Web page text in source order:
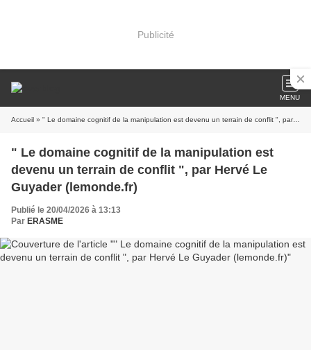
Publicité
MENU
Accueil » " Le domaine cognitif de la manipulation est devenu un terrain de conflit ", par Hervé Le Guyader (lemonde.fr)
" Le domaine cognitif de la manipulation est
devenu un terrain de conflit ", par Hervé Le
Guyader (lemonde.fr)
Publié le 20/04/2026 à 13:13
Par ERASME